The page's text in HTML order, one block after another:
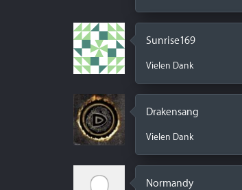
Sunrise169
Vielen Dank
Drakensang
Vielen Dank
Normandy